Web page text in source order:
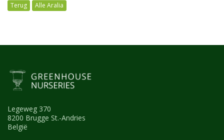
Alle Aralia
Legeweg 370
8200 Brugge St.-Andries
België